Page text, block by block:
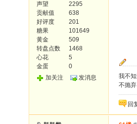
声望
2295
贡献值
638
好评度
201
糖果
101649
黄金
509
转盘点数
1468
心花
5
金蛋
0
加关注
发消息
我不
不抛
回